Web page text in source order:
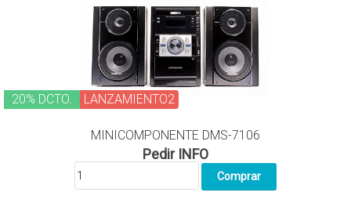
20% DCTO. LANZAMIENTO2
MINICOMPONENTE DMS-7106
Pedir INFO